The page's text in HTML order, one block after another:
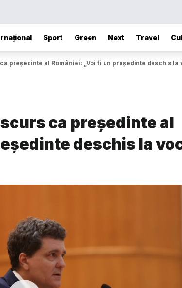
Sport Green Next Travel
președinte al României: „Voi fi un președinte deschis la
ca președinte al
deschis la